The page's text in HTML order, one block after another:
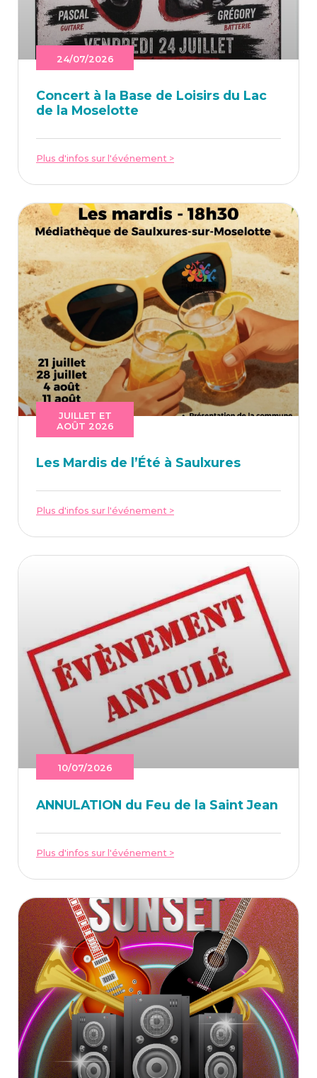
24/07/2026
Concert à la Base de Loi­sirs du Lac
de la Moselotte
Plus d'infos sur l'événement >
JUILLET ET
AOÛT 2026
Les Mar­dis de l’É­té à Saulxures
Plus d'infos sur l'événement >
10/07/2026
ANNU­LA­TION du Feu de la Saint Jean
Plus d'infos sur l'événement >